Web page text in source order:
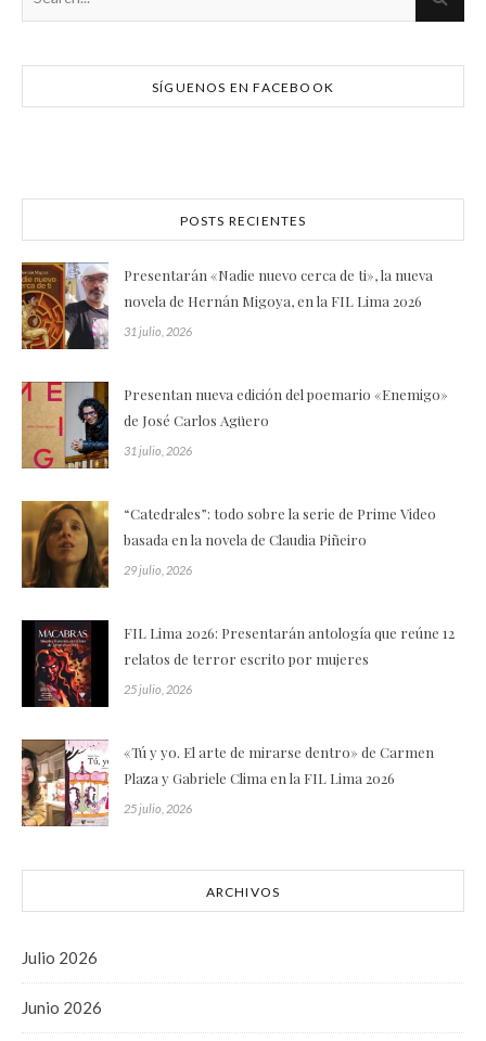
SÍGUENOS EN FACEBOOK
POSTS RECIENTES
Presentarán «Nadie nuevo cerca de ti», la nueva
novela de Hernán Migoya, en la FIL Lima 2026
31 julio, 2026
Presentan nueva edición del poemario «Enemigo»
de José Carlos Agüero
31 julio, 2026
“Catedrales”: todo sobre la serie de Prime Video
basada en la novela de Claudia Piñeiro
29 julio, 2026
FIL Lima 2026: Presentarán antología que reúne 12
relatos de terror escrito por mujeres
25 julio, 2026
«Tú y yo. El arte de mirarse dentro» de Carmen
Plaza y Gabriele Clima en la FIL Lima 2026
25 julio, 2026
ARCHIVOS
Julio 2026
Junio 2026